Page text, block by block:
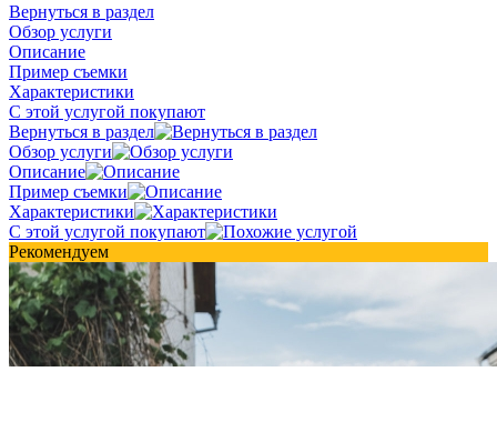
Вернуться в раздел
Обзор услуги
Описание
Пример съемки
Характеристики
С этой услугой покупают
Вернуться в раздел
Обзор услуги
Описание
Пример съемки
Характеристики
С этой услугой покупают
Рекомендуем